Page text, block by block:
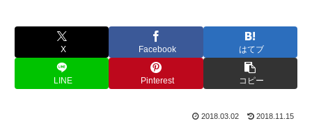
X Facebook はてブ
LINE Pinterest コピー
2018.03.02 2018.11.15